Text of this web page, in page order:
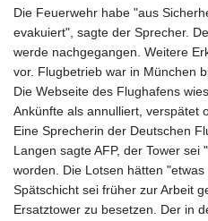
Die Feuerwehr habe "aus
evakuiert", sagte der Sprecher.
werde nachgegangen. Weitere
vor. Flugbetrieb war in München
Die Webseite des Flughafens
Ankünfte als annulliert, verspätet
Eine Sprecherin der Deutschen
Langen sagte AFP, der Tower
worden. Die Lotsen hätten
Spätschicht sei früher zur Arbeit
Ersatztower zu besetzen. Der in